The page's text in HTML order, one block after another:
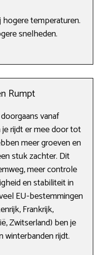
temperaturen.
snelheden.
Rumpt
vanaf
rijdt er mee door tot
meer groeven en
stuk zachter. Dit
meer controle
en stabiliteit in
EU-bestemmingen
Frankrijk,
Zwitserland) ben je
winterbanden rijdt.